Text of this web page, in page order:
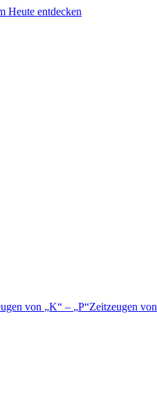
Heute entdecken
von K – P Zeitzeugen von